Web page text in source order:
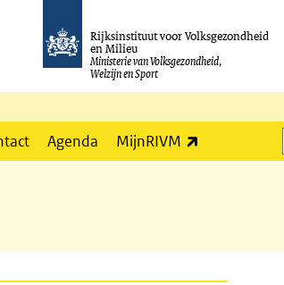
Rijksinstituut voor Volksgezondheid
en Milieu
Ministerie van Volksgezondheid,
Welzijn en Sport
Agenda MijnRIVM